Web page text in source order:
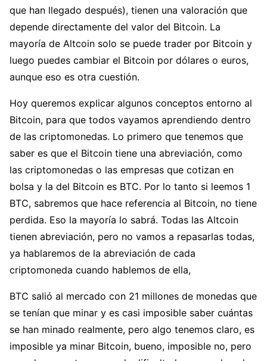
que han llegado después), tienen una valoración que
depende directamente del valor del Bitcoin. La
mayoría de Altcoin solo se puede trader por Bitcoin y
luego puedes cambiar el Bitcoin por dólares o euros,
aunque eso es otra cuestión.
Hoy queremos explicar algunos conceptos entorno al
Bitcoin, para que todos vayamos aprendiendo dentro
de las criptomonedas. Lo primero que tenemos que
saber es que el Bitcoin tiene una abreviación, como
las criptomonedas o las empresas que cotizan en
bolsa y la del Bitcoin es BTC. Por lo tanto si leemos 1
BTC, sabremos que hace referencia al Bitcoin, no tiene
perdida. Eso la mayoría lo sabrá. Todas las Altcoin
tienen abreviación, pero no vamos a repasarlas todas,
ya hablaremos de la abreviación de cada
criptomoneda cuando hablemos de ella,
BTC salió al mercado con 21 millones de monedas que
se tenían que minar y es casi imposible saber cuántas
se han minado realmente, pero algo tenemos claro, es
imposible ya minar Bitcoin, bueno, imposible no, pero